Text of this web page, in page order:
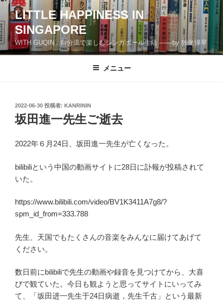
テ
ン
ツ
LITTLE HAPPINESS IN
SINGAPORE
WITH GUQIN : 自分流で楽しむシンガポール生活 ――by 独坐弾琴
メニュー
投
稿
日:
2022-06-30 投稿者: KANRININ
坂田進一先生ご逝去
2022年６月24日、坂田進一先生が亡くなった。
bilibiliという中国の動画サイトに28日に訃報が投稿されて
いた。
https://www.bilibili.com/video/BV1K3411A7g8/?
spm_id_from=333.788
先生、天国でもたくさんの音楽をみんなに届けてあげて
ください。
数日前にbilibiliで先生の動画や録音を見つけてから、大喜
びで観ていた。今日も観ようと思ってサイトにいってみ
て、「坂田进一先生于24日病逝，先生千古」という最新